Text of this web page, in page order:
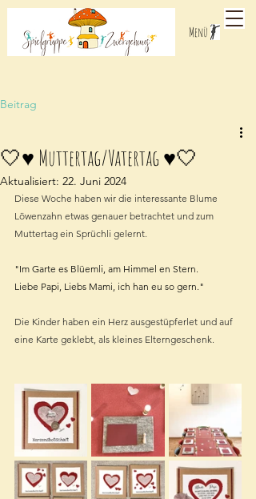
Menü
Beitrag
🤍♥️ Muttertag/Vatertag ♥️🤍
Aktualisiert: 22. Juni 2024
Diese Woche haben wir die interessante Blume
Löwenzahn etwas genauer betrachtet und zum
Muttertag ein Sprüchli gelernt.
"Im Garte es Blüemli, am Himmel en Stern.
Liebe Papi, Liebs Mami, ich han eu so gern."
Die Kinder haben ein Herz ausgestüpferlet und auf
eine Karte geklebt, als kleines Elterngeschenk.